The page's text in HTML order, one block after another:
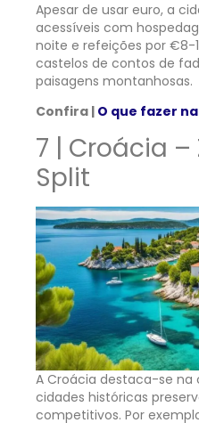
Apesar de usar euro, a
acessíveis com
noite e refeições por €8-
castelos de contos de
paisagens montanhosas.
Confira | O que fazer
7 | Croácia –
Split
A Croácia destaca-se
cidades históricas
competitivos. Por